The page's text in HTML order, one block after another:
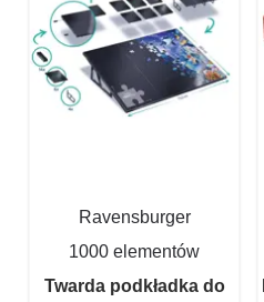
Ravensburger
1000 elementów
Twarda podkładka do